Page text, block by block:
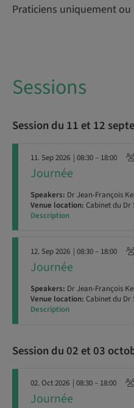
Praticiens uniquement ou
Sessions
Session du 11 et 12
11. Sep 2026 | 08:30 – 18:00
Journée
Speakers: Dr Jean-François
Venue location: Cabinet du Dr
Description
12. Sep 2026 | 08:30 – 18:00
Journée
Speakers: Dr Jean-François
Venue location: Cabinet du Dr
Description
Session du 02 et 03
02. Oct 2026 | 08:30 – 18:00
Journée